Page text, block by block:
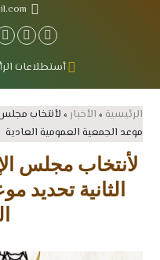
أستطلاعات
الرئيسية » الأخبار » لأنتخاب مجلس
موعد الجمعية العمومية العادية
لأنتخاب مجلس
الثانية تحديد